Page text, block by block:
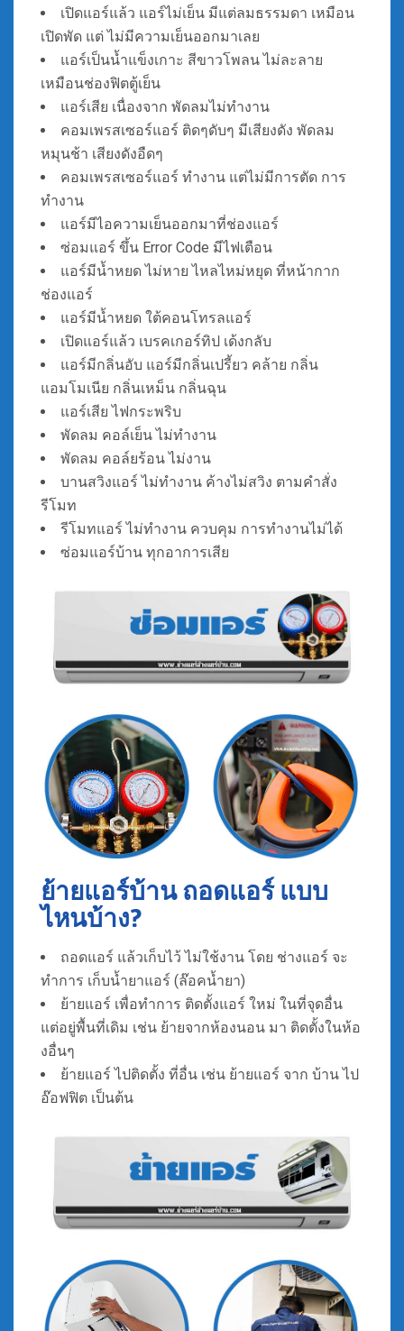
เปิดแอร์แล้ว แอร์ไม่เย็น มีแต่ลมธรรมดา เหมือน
เปิดพัด แต่ ไม่มีความเย็นออกมาเลย
แอร์เป็นน้ำแข็งเกาะ สีขาวโพลน ไม่ละลาย
เหมือนช่องฟิตตู้เย็น
แอร์เสีย เนื่องจาก พัดลมไม่ทํางาน
คอมเพรสเซอร์แอร์ ติดๆดับๆ มีเสียงดัง พัดลม
หมุนช้า เสียงดังอืดๆ
คอมเพรสเซอร์แอร์ ทำงาน แต่ไม่มีการตัด การ
ทำงาน
แอร์มีไอความเย็นออกมาที่ช่องแอร์
ซ่อมแอร์ ขึ้น Error Code มีไฟเตือน
แอร์มีน้ำหยด ไม่หาย ไหลไหม่หยุด ที่หน้ากาก
ช่องแอร์
แอร์มีน้ำหยด ใต้คอนโทรลแอร์
เปิดแอร์แล้ว เบรคเกอร์ทิป เด้งกลับ
แอร์มีกลิ่นอับ แอร์มีกลิ่นเปรี้ยว คล้าย กลิ่น
แอมโมเนีย กลิ่นเหม็น กลิ่นฉุน
แอร์เสีย ไฟกระพริบ
พัดลม คอล์เย็น ไม่ทำงาน
พัดลม คอล์ยร้อน ไม่งาน
บานสวิงแอร์ ไม่ทำงาน ค้างไม่สวิง ตามคำสั่ง
รีโมท
รีโมทแอร์ ไม่ทํางาน ควบคุม การทำงานไม่ได้
ซ่อมแอร์บ้าน ทุกอาการเสีย
ย้ายแอร์บ้าน ถอดแอร์ แบบ
ไหนบ้าง?
ถอดแอร์ แล้วเก็บไว้ ไม่ใช้งาน โดย ช่างแอร์ จะ
ทำการ เก็บน้ำยาแอร์ (ล๊อคน้ำยา)
ย้ายแอร์ เพื่อทำการ ติดตั้งแอร์ ใหม่ ในที่จุดอื่น
แต่อยู่พื้นที่เดิม เช่น ย้ายจากห้องนอน มา ติดตั้งในห้อ
งอื่นๆ
ย้ายแอร์ ไปติดตั้ง ที่อื่น เช่น ย้ายแอร์ จาก บ้าน ไป
อ๊อฟฟิต เป็นต้น